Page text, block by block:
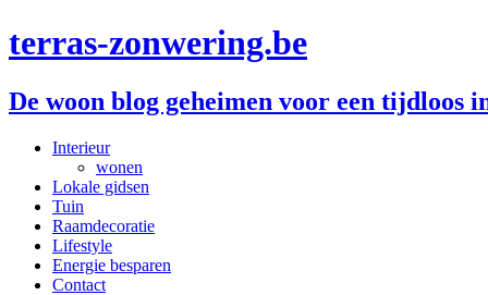
terras-zonwering.be
De woon blog geheimen voor een tijdloos
Interieur
wonen
Lokale gidsen
Tuin
Raamdecoratie
Lifestyle
Energie besparen
Contact